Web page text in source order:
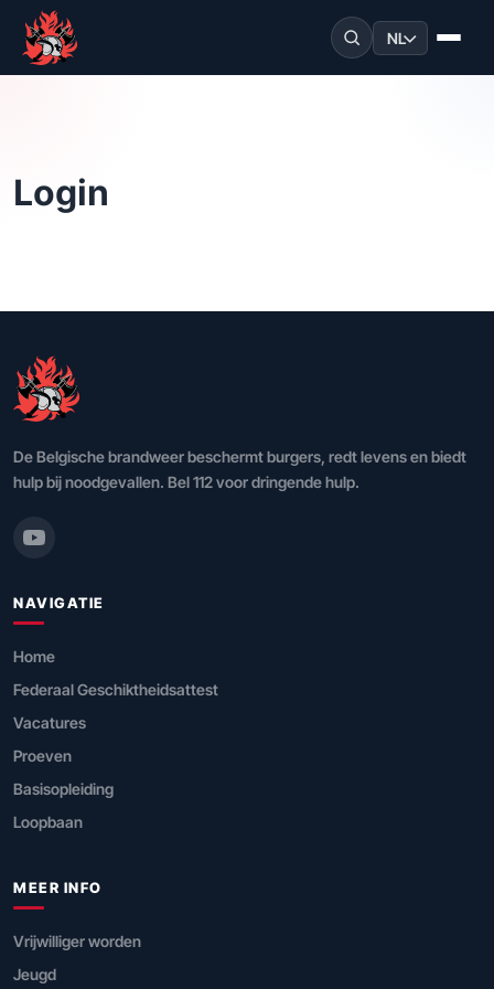
NL
Login
De Belgische brandweer beschermt burgers, redt levens en biedt
hulp bij noodgevallen. Bel 112 voor dringende hulp.
NAVIGATIE
Home
Federaal Geschiktheidsattest
Vacatures
Proeven
Basisopleiding
Loopbaan
MEER INFO
Vrijwilliger worden
Jeugd